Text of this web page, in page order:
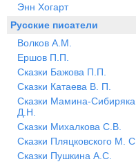
Энн Хогарт
Русские писатели
Волков А.М.
Ершов П.П.
Сказки Бажова П.П.
Сказки Катаева В. П.
Сказки Мамина-Сибиряка
Д.Н.
Сказки Михалкова С.В.
Сказки Пляцковского М. С.
Сказки Пушкина А.С.